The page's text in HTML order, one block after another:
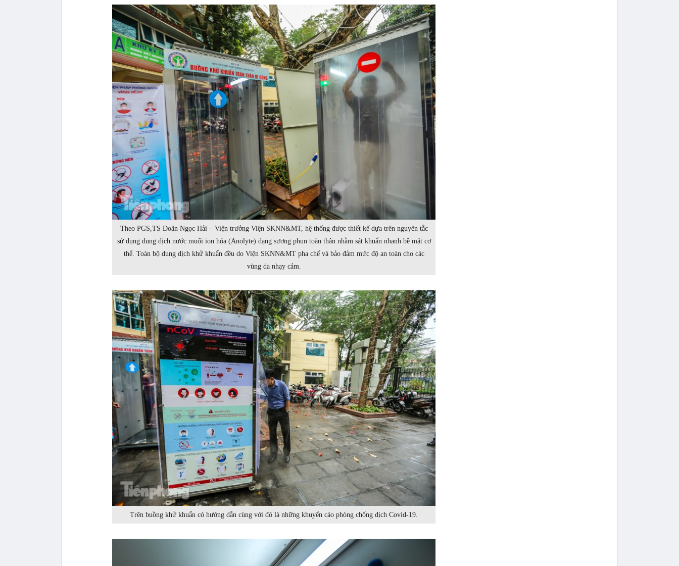
Theo PGS,TS Doãn Ngọc Hải – Viện trưởng Viện SKNN&MT, hệ thống được thiết kế dựa trên nguyên tắc
sử dụng dung dịch nước muối ion hóa (Anolyte) dạng sương phun toàn thân nhằm sát khuẩn nhanh bề mặt cơ
thể. Toàn bộ dung dịch khử khuẩn đều do Viện SKNN&MT pha chế và bảo đảm mức độ an toàn cho các
vùng da nhạy cảm.
Trên buồng khử khuẩn có hướng dẫn cùng với đó là những khuyến cáo phòng chống dịch Covid-19.